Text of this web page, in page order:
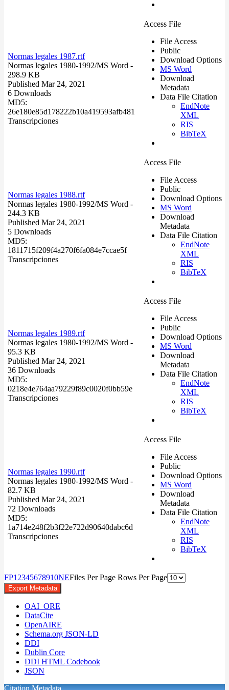
Normas legales 1987.rtf
Normas legales 1980-1992/MS Word -
298.9 KB
Published Mar 24, 2021
6 Downloads
MD5:
26e180e85d178222b10a419593afb481
Transcripciones
Access File
File Access
Public
Download Options
MS Word
Download
Metadata
Data File Citation
EndNote
XML
RIS
BibTeX
Normas legales 1988.rtf
Normas legales 1980-1992/MS Word -
244.3 KB
Published Mar 24, 2021
5 Downloads
MD5:
1811715f209f4a270f6fa084e7ccae5f
Transcripciones
Access File
File Access
Public
Download Options
MS Word
Download
Metadata
Data File Citation
EndNote
XML
RIS
BibTeX
Normas legales 1989.rtf
Normas legales 1980-1992/MS Word -
95.3 KB
Published Mar 24, 2021
36 Downloads
MD5:
0218e4e764aa79229f89c0020f0bb59e
Transcripciones
Access File
File Access
Public
Download Options
MS Word
Download
Metadata
Data File Citation
EndNote
XML
RIS
BibTeX
Normas legales 1990.rtf
Normas legales 1980-1992/MS Word -
82.7 KB
Published Mar 24, 2021
72 Downloads
MD5:
1a714e248f2b3f22e722d90640dabc6d
Transcripciones
Access File
File Access
Public
Download Options
MS Word
Download
Metadata
Data File Citation
EndNote
XML
RIS
BibTeX
FP1 2345678910NEFiles Per Page Rows Per Page
Export Metadata
OAI_ORE
DataCite
OpenAIRE
Schema.org JSON-LD
DDI
Dublin Core
DDI HTML Codebook
JSON
Citation Metadata